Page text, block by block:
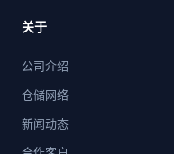
关于
公司介绍
仓储网络
新闻动态